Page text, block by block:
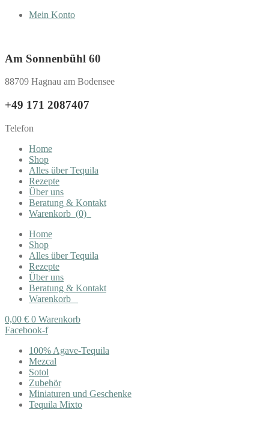
Mein Konto
Am Sonnenbühl 60
88709 Hagnau am Bodensee
+49 171 2087407
Telefon
Home
Shop
Alles über Tequila
Rezepte
Über uns
Beratung & Kontakt
Warenkorb (0)
Home
Shop
Alles über Tequila
Rezepte
Über uns
Beratung & Kontakt
Warenkorb
0,00 € 0 Warenkorb
Facebook-f
100% Agave-Tequila
Mezcal
Sotol
Zubehör
Miniaturen und Geschenke
Tequila Mixto